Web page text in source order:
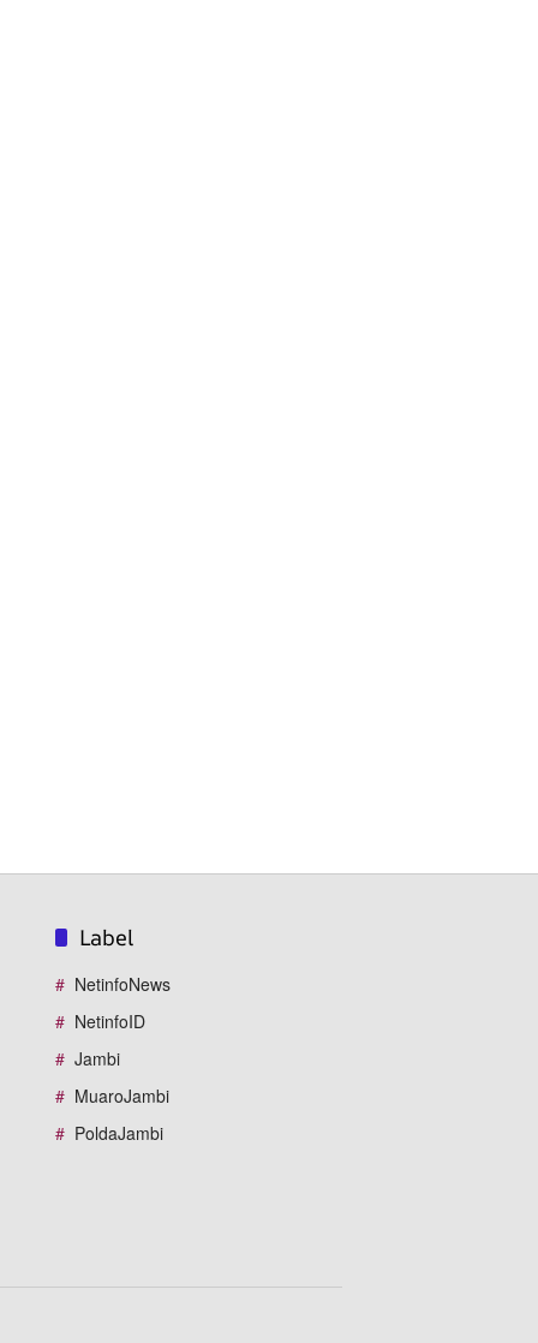
Label
NetinfoNews
NetinfoID
Jambi
MuaroJambi
PoldaJambi